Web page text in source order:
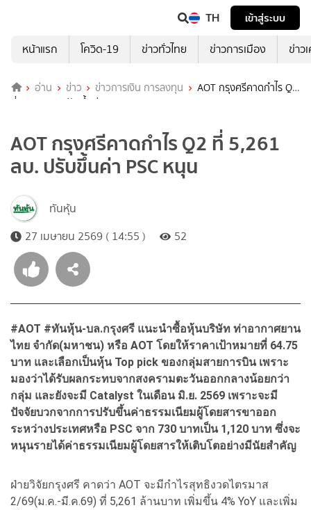
TH
เข้าสู่ระบบ
หน้าแรก
โควิด-19 ข่าวทั่วไทย ข่าวการเมือง ข่าว
อ่าน ข่าว ข่าวการเงิน การลงทุน
AOT กรุงศรีคาดกำไร Q2
ที่ 5,261 ลบ. ปรับขึ้นค่า PSC หนุน
AOT กรุงศรีคาดกำไร Q2 ที่ 5,261
ลบ. ปรับขึ้นค่า PSC หนุน
ทันหุ้น
27 เมษายน 2569 ( 14:55 )
52
#AOT #ทันหุ้น-บล.กรุงศรี แนะนำซื้อหุ้นบริษัท ท่าอากาศยาน
ไทย จำกัด(มหาชน) หรือ AOT โดยให้ราคาเป้าหมายที่ 64.75
บาท และเลือกเป็นหุ้น Top pick ของกลุ่มสายการบิน เพราะ
มองว่าได้รับผลกระทบจากสงครามตะวันออกกลางน้อยกว่า
กลุ่ม และยังจะมี Catalyst ในเดือน มิ.ย. 2569 เพราะจะมี
ปัจจัยบวกจากการปรับขึ้นค่าธรรมเนียมผู้โดยสารขาออก
ระหว่างประเทศหรือ PSC จาก 730 บาทเป็น 1,120 บาท ซึ่งจะ
หนุนรายได้ค่าธรรมเนียมผู้โดยสารให้เติบโตอย่างมีนัยสำคัญ
ฝ่ายวิจัยกรุงศรี คาดว่า AOT จะมีกำไรสุทธิงวดไตรมาส
2/69(ม.ค.-มี.ค.69) ที่ 5,261 ล้านบาท เพิ่มขึ้น 4% YoY และเพิ่ม